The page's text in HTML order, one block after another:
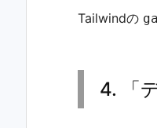
Tailwindの
4. 「